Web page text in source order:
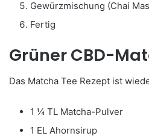
Gewürzmischung (Chai
Fertig
Grüner CBD-
Das Matcha Tee Rezept ist
1 ¼ TL Matcha-Pulver
1 EL Ahornsirup